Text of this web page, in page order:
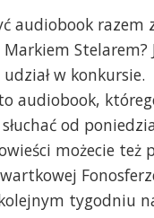
audiobook razem
Stelarem?
w konkursie.
audiobook,
od
możecie też
tygodniu